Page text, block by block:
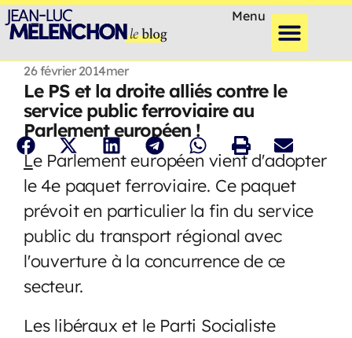
Menu
26 février 2014mer
Le PS et la droite alliés contre le
service public ferroviaire au
Parlement européen !
Le Parlement européen vient d'adopter
le 4e paquet ferroviaire. Ce paquet
prévoit en particulier la fin du service
public du transport régional avec
l'ouverture à la concurrence de ce
secteur.
Les libéraux et le Parti Socialiste